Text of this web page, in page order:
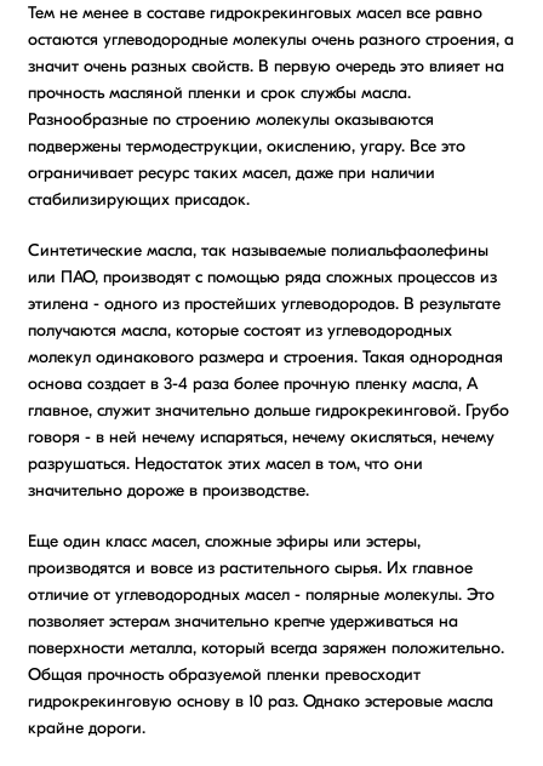
Тем не менее в составе гидрокрекинговых масел все равно
остаются углеводородные молекулы очень разного строения, а
значит очень разных свойств. В первую очередь это влияет на
прочность масляной пленки и срок службы масла.
Разнообразные по строению молекулы оказываются
подвержены термодеструкции, окислению, угару. Все это
ограничивает ресурс таких масел, даже при наличии
стабилизирующих присадок.
Синтетические масла, так называемые полиальфаолефины
или ПАО, производят с помощью ряда сложных процессов из
этилена - одного из простейших углеводородов. В результате
получаются масла, которые состоят из углеводородных
молекул одинакового размера и строения. Такая однородная
основа создает в 3-4 раза более прочную пленку масла, А
главное, служит значительно дольше гидрокрекинговой. Грубо
говоря - в ней нечему испаряться, нечему окисляться, нечему
разрушаться. Недостаток этих масел в том, что они
значительно дороже в производстве.
Еще один класс масел, сложные эфиры или эстеры,
производятся и вовсе из растительного сырья. Их главное
отличие от углеводородных масел - полярные молекулы. Это
позволяет эстерам значительно крепче удерживаться на
поверхности металла, который всегда заряжен положительно.
Общая прочность образуемой пленки превосходит
гидрокрекинговую основу в 10 раз. Однако эстеровые масла
крайне дороги.